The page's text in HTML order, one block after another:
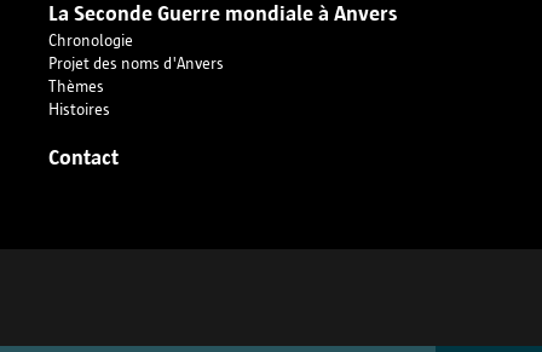
La Seconde Guerre mondiale à Anvers
Chronologie
Projet des noms d'Anvers
Thèmes
Histoires
Contact